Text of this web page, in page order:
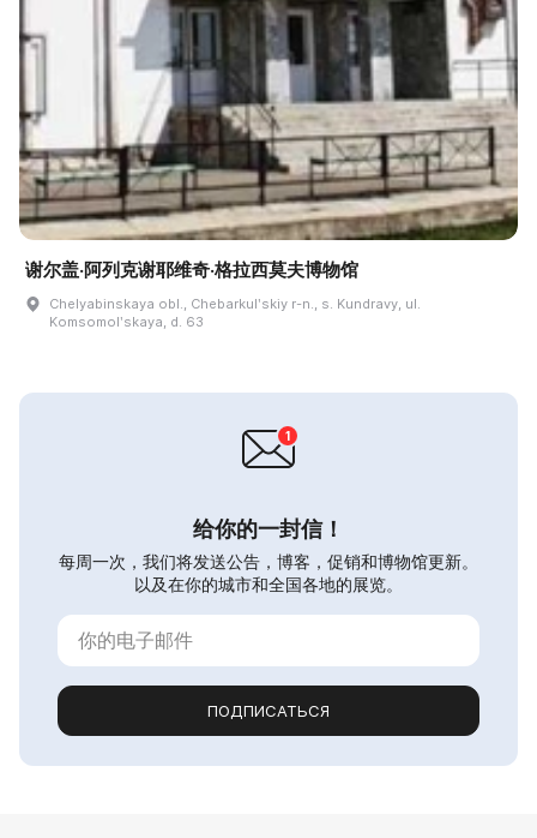
谢尔盖·阿列克谢耶维奇·格拉西莫夫博物馆
Chelyabinskaya obl., Chebarkulʹskiy r-n., s. Kundravy, ul.
Komsomolʹskaya, d. 63
给你的一封信！
每周一次，我们将发送公告，博客，促销和博物馆更新。
以及在你的城市和全国各地的展览。
ПОДПИСАТЬСЯ